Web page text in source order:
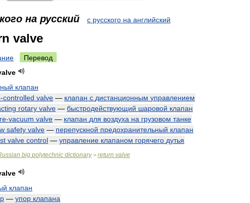
на русский с русского на английский
valve
Перевод
клапан
-controlled valve — клапан с дистанционным управлением
rotary valve — быстродействующий шаровой клапан
-vacuum valve — клапан для воздуха на грузовом танке
safety valve — перепускной предохранительный клапан
valve control — управление клапаном горячего дутья
big polytechnic dictionary> return valve
клапан
— упор клапана